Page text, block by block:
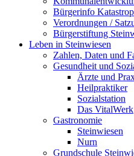
Bürgerinfo
Verordnungen /
Bürgerstiftung
Leben in Steinwiesen
Zahlen, Daten und
Gesundheit und
Ärzte und
Heilpraktiker
Sozialstation
Das VitalWerk
Gastronomie
Steinwiesen
Nurn
Grundschule